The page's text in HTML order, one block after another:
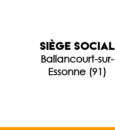
siège social
Ballancourt-sur-
Essonne (91)